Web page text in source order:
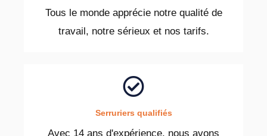
Tous le monde apprécie notre qualité de
travail, notre sérieux et nos tarifs.
Serruriers qualifiés
Avec 14 ans d'expérience, nous avons